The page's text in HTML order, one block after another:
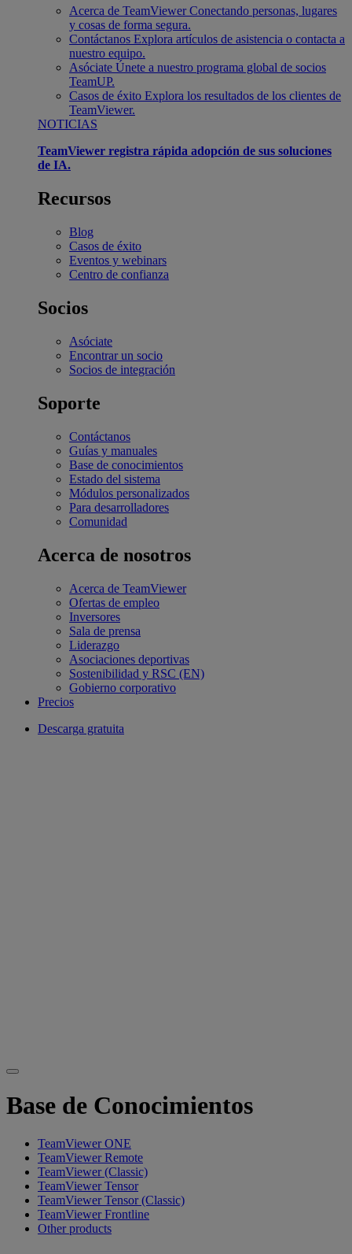
Acerca de TeamViewer Conectando personas, lugares
y cosas de forma segura.
Contáctanos Explora artículos de asistencia o contacta a
nuestro equipo.
Asóciate Únete a nuestro programa global de socios
TeamUP.
Casos de éxito Explora los resultados de los clientes de
TeamViewer.
NOTICIAS
TeamViewer registra rápida adopción de sus soluciones
de IA.
Recursos
Blog
Casos de éxito
Eventos y webinars
Centro de confianza
Socios
Asóciate
Encontrar un socio
Socios de integración
Soporte
Contáctanos
Guías y manuales
Base de conocimientos
Estado del sistema
Módulos personalizados
Para desarrolladores
Comunidad
Acerca de nosotros
Acerca de TeamViewer
Ofertas de empleo
Inversores
Sala de prensa
Liderazgo
Asociaciones deportivas
Sostenibilidad y RSC (EN)
Gobierno corporativo
Precios
Descarga gratuita
Base de Conocimientos
TeamViewer ONE
TeamViewer Remote
TeamViewer (Classic)
TeamViewer Tensor
TeamViewer Tensor (Classic)
TeamViewer Frontline
Other products